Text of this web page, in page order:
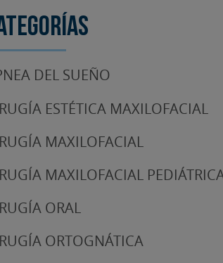
DEL SUEÑO
ESTÉTICA MAXILOFACIAL
MAXILOFACIAL
MAXILOFACIAL
ORAL
ORTOGNÁTICA